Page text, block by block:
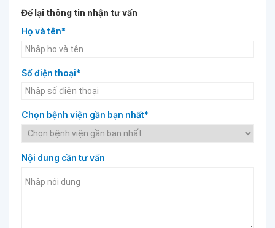
Để lại thông tin nhận tư vấn
Họ và tên*
Số điện thoại*
Chọn bệnh viện gần bạn nhất*
Nội dung cần tư vấn